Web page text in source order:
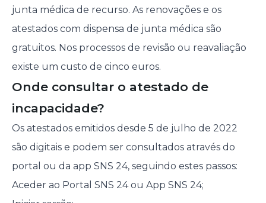
junta médica de recurso. As renovações e os
atestados com dispensa de junta médica são
gratuitos. Nos processos de revisão ou reavaliação
existe um custo de cinco euros.
Onde consultar o atestado de
incapacidade?
Os atestados emitidos desde 5 de julho de 2022
são digitais e podem ser consultados através do
portal ou da app SNS 24, seguindo estes passos:
Aceder ao Portal SNS 24 ou App SNS 24;